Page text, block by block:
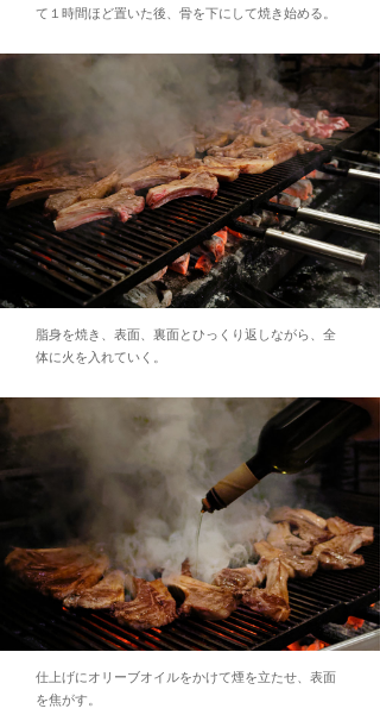
て１時間ほど置いた後、骨を下にして焼き始める。
脂身を焼き、表面、裏面とひっくり返しながら、全
体に火を入れていく。
仕上げにオリーブオイルをかけて煙を立たせ、表面
を焦がす。